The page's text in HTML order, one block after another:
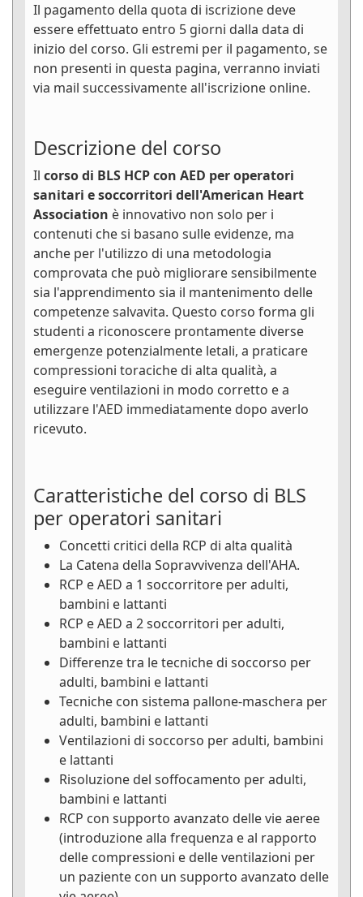
Il pagamento della quota di iscrizione deve
essere effettuato entro 5 giorni dalla data di
inizio del corso. Gli estremi per il pagamento, se
non presenti in questa pagina, verranno inviati
via mail successivamente all'iscrizione online.
Descrizione del corso
Il corso di BLS HCP con AED per operatori
sanitari e soccorritori dell'American Heart
Association è innovativo non solo per i
contenuti che si basano sulle evidenze, ma
anche per l'utilizzo di una metodologia
comprovata che può migliorare sensibilmente
sia l'apprendimento sia il mantenimento delle
competenze salvavita. Questo corso forma gli
studenti a riconoscere prontamente diverse
emergenze potenzialmente letali, a praticare
compressioni toraciche di alta qualità, a
eseguire ventilazioni in modo corretto e a
utilizzare l'AED immediatamente dopo averlo
ricevuto.
Caratteristiche del corso di BLS
per operatori sanitari
Concetti critici della RCP di alta qualità
La Catena della Sopravvivenza dell'AHA.
RCP e AED a 1 soccorritore per adulti,
bambini e lattanti
RCP e AED a 2 soccorritori per adulti,
bambini e lattanti
Differenze tra le tecniche di soccorso per
adulti, bambini e lattanti
Tecniche con sistema pallone-maschera per
adulti, bambini e lattanti
Ventilazioni di soccorso per adulti, bambini
e lattanti
Risoluzione del soffocamento per adulti,
bambini e lattanti
RCP con supporto avanzato delle vie aeree
(introduzione alla frequenza e al rapporto
delle compressioni e delle ventilazioni per
un paziente con un supporto avanzato delle